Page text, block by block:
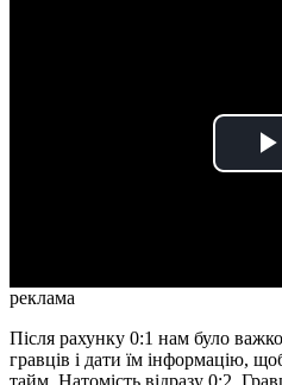
реклама
Після рахунку 0:1 нам було
гравців і дати їм інформацію,